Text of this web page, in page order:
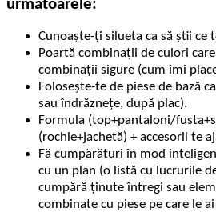
următoarele:
Cunoaște-ți silueta ca să știi ce
Poartă combinații de culori
combinații sigure (cum îmi
Folosește-te de piese de bază
sau îndrăznețe, după plac).
Formula (top+pantaloni/
(rochie+jachetă) + accesorii te
Fă cumpărături în mod
cu un plan (o listă cu lucrurile
cumpără ținute întregi sau
combinate cu piese pe care le